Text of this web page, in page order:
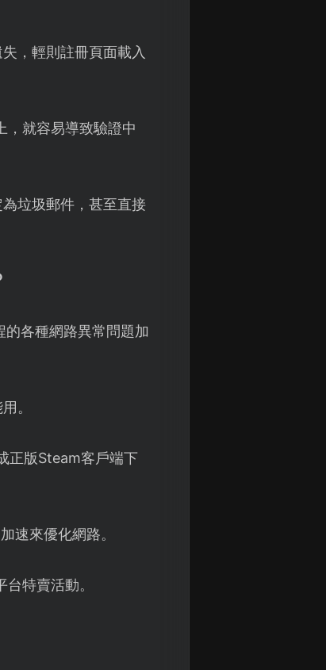
，輕則註冊頁面載入
，就容易導致驗證中
垃圾郵件，甚至直接
各種網路異常問題加
。
正版Steam客戶端下
速來優化網路。
特賣活動。